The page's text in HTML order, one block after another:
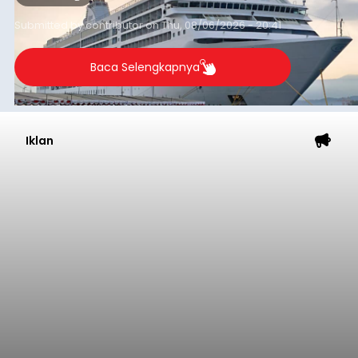
yang tercatat sebesar 1,32 juta GT.
Submitted bycontributoronThu, 08/06/2026 - 20:41
Baca Selengkapnya
Iklan